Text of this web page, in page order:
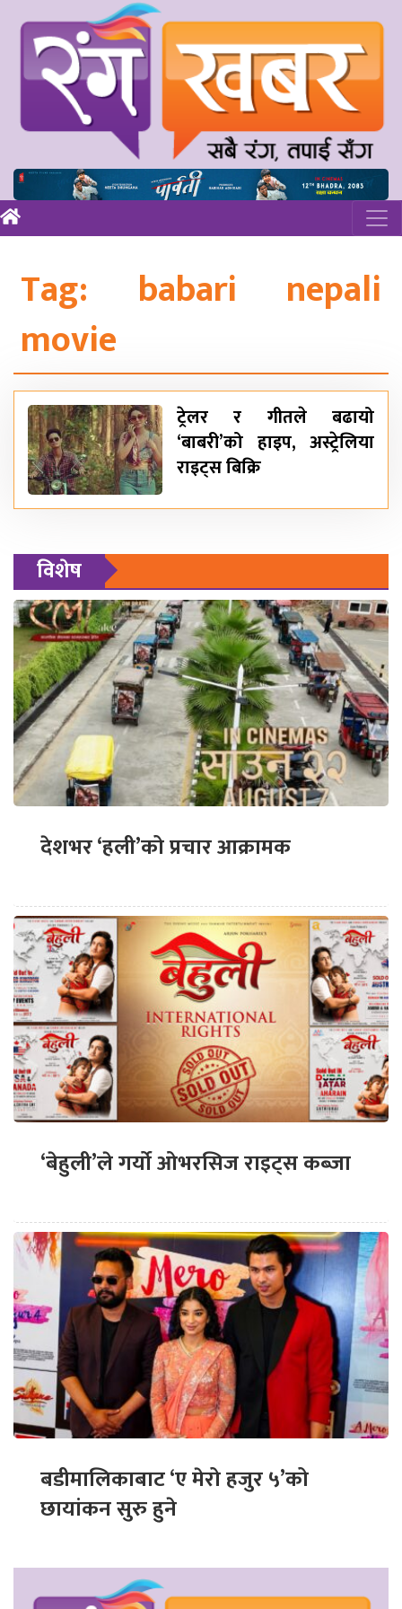
Tag: babari nepali
movie
ट्रेलर र गीतले बढायो
‘बाबरी’को हाइप, अस्ट्रेलिया
राइट्स बिक्रि
विशेष
देशभर ‘हली’को प्रचार आक्रामक
‘बेहुली’ले गर्यो ओभरसिज राइट्स कब्जा
बडीमालिकाबाट ‘ए मेरो हजुर ५’को
छायांकन सुरु हुने